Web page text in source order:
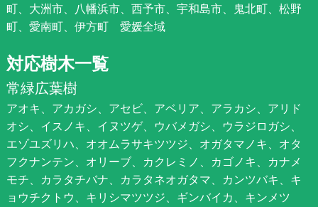
町、大洲市、八幡浜市、西予市、宇和島市、鬼北町、松野
町、愛南町、伊方町 愛媛全域
対応樹木一覧
常緑広葉樹
アオキ、アカガシ、アセビ、アベリア、アラカシ、アリド
オシ、イスノキ、イヌツゲ、ウバメガシ、ウラジロガシ、
エゾユズリハ、オオムラサキツツジ、オガタマノキ、オタ
フクナンテン、オリーブ、カクレミノ、カゴノキ、カナメ
モチ、カラタチバナ、カラタネオガタマ、カンツバキ、キ
ョウチクトウ、キリシマツツジ、ギンバイカ、キンメツ